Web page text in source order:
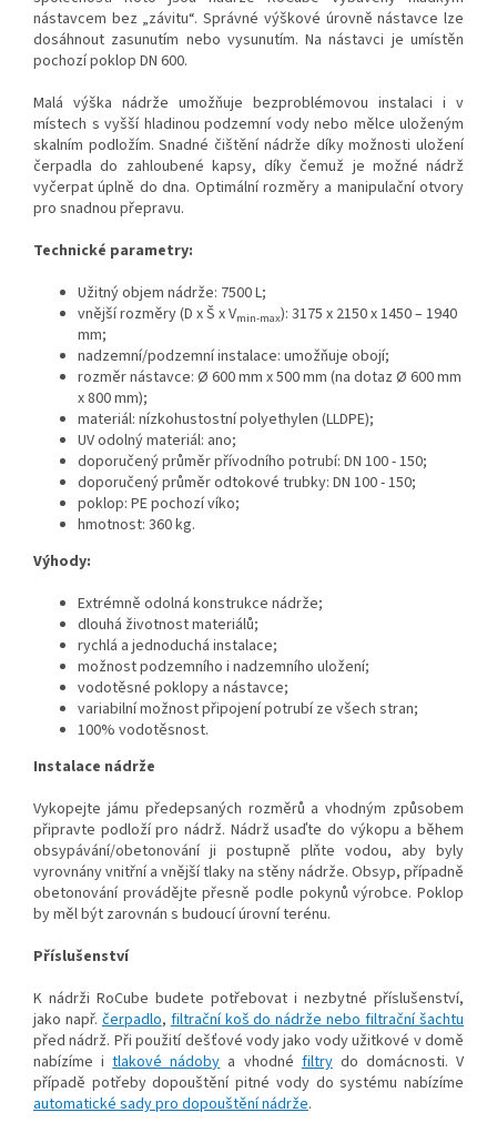
nástavcem bez „závitu“. Správné výškové úrovně nástavce lze
dosáhnout zasunutím nebo vysunutím. Na nástavci je umístěn
pochozí poklop DN 600.
Malá výška nádrže umožňuje bezproblémovou instalaci i v
místech s vyšší hladinou podzemní vody nebo mělce uloženým
skalním podložím. Snadné čištění nádrže díky možnosti uložení
čerpadla do zahloubené kapsy, díky čemuž je možné nádrž
vyčerpat úplně do dna. Optimální rozměry a manipulační otvory
pro snadnou přepravu.
Technické parametry:
Užitný objem nádrže: 7500 L;
vnější rozměry (D x Š x Vmin-max): 3175 x 2150 x 1450 – 1940
mm;
nadzemní/podzemní instalace: umožňuje obojí;
rozměr nástavce: Ø 600 mm x 500 mm (na dotaz Ø 600 mm
x 800 mm);
materiál: nízkohustostní polyethylen (LLDPE);
UV odolný materiál: ano;
doporučený průměr přívodního potrubí: DN 100 - 150;
doporučený průměr odtokové trubky: DN 100 - 150;
poklop: PE pochozí víko;
hmotnost: 360 kg.
Výhody:
Extrémně odolná konstrukce nádrže;
dlouhá životnost materiálů;
rychlá a jednoduchá instalace;
možnost podzemního i nadzemního uložení;
vodotěsné poklopy a nástavce;
variabilní možnost připojení potrubí ze všech stran;
100% vodotěsnost.
Instalace nádrže
Vykopejte jámu předepsaných rozměrů a vhodným způsobem
připravte podloží pro nádrž. Nádrž usaďte do výkopu a během
obsypávání/obetonování ji postupně plňte vodou, aby byly
vyrovnány vnitřní a vnější tlaky na stěny nádrže. Obsyp, případně
obetonování provádějte přesně podle pokynů výrobce. Poklop
by měl být zarovnán s budoucí úrovní terénu.
Příslušenství
K nádrži RoCube budete potřebovat i nezbytné příslušenství,
jako např.čerpadlo,filtrační koš do nádrže nebo filtrační šachtu
před nádrž. Při použití dešťové vody jako vody užitkové v domě
nabízíme itlakové nádobya vhodnéfiltrydo domácnosti. V
případě potřeby dopouštění pitné vody do systému nabízíme
automatické sady pro dopouštění nádrže.